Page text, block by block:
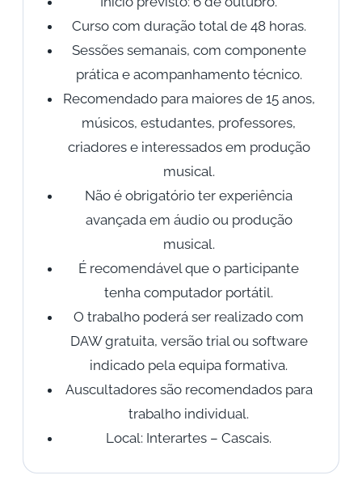
Curso com duração total de 48 horas.
Sessões semanais, com componente
prática e acompanhamento técnico.
Recomendado para maiores de 15 anos,
músicos, estudantes, professores,
criadores e interessados em produção
musical.
Não é obrigatório ter experiência
avançada em áudio ou produção
musical.
É recomendável que o participante
tenha computador portátil.
O trabalho poderá ser realizado com
DAW gratuita, versão trial ou software
indicado pela equipa formativa.
Auscultadores são recomendados para
trabalho individual.
Local: Interartes – Cascais.